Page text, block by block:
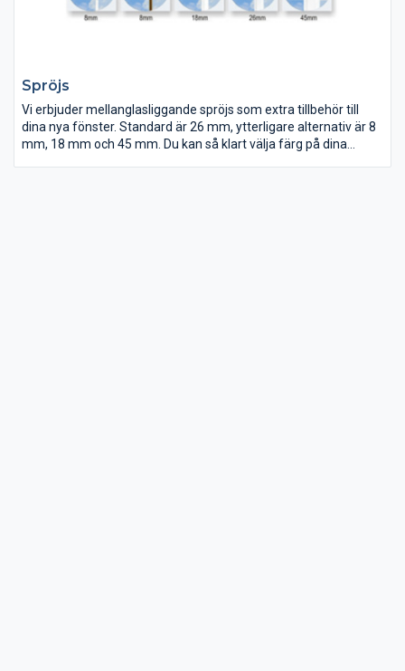
Spröjs
Vi erbjuder mellanglasliggande spröjs som extra tillbehör till
dina nya fönster. Standard är 26 mm, ytterligare alternativ är 8
mm, 18 mm och 45 mm. Du kan så klart välja färg på dina